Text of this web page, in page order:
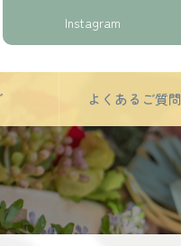
Instagram
よくあるご質問